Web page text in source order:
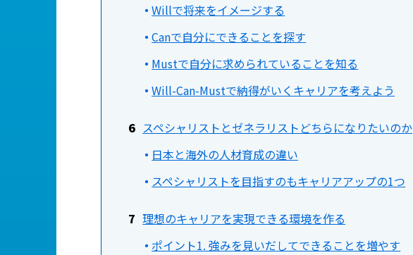
Willで将来をイメージする
Canで自分にできることを探す
Mustで自分に求められていることを知る
Will-Can-Mustで納得がいくキャリアを考えよう
スペシャリストとゼネラリストどちらになりたいのか
日本と海外の人材育成の違い
スペシャリストを目指すのもキャリアアップの1つ
理想のキャリアを実現できる環境を作る
ポイント1. 強みを見いだしてできることを増やす